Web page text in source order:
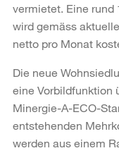
vermietet. Eine rund
wird gemäss
netto pro Monat
Die neue
eine Vorbildfunktion
Minergie-A-ECO-
entstehenden
werden aus einem